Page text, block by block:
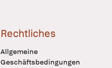
Rechtliches
Allgemeine
Geschäftsbedingungen